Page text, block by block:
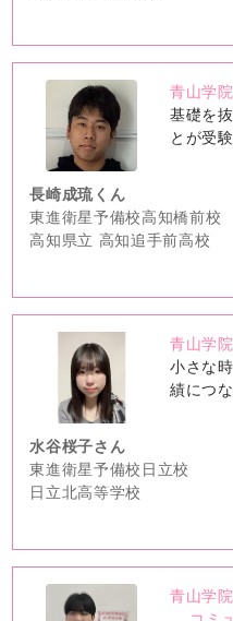
no
image
青山学
基礎を
とが受
長崎成琉くん
東進衛星予備校高知橋前校
高知県立 高知追手前高校
no
image
青山学
小さな
績につ
水谷桜子さん
東進衛星予備校日立校
日立北高等学校
青山学